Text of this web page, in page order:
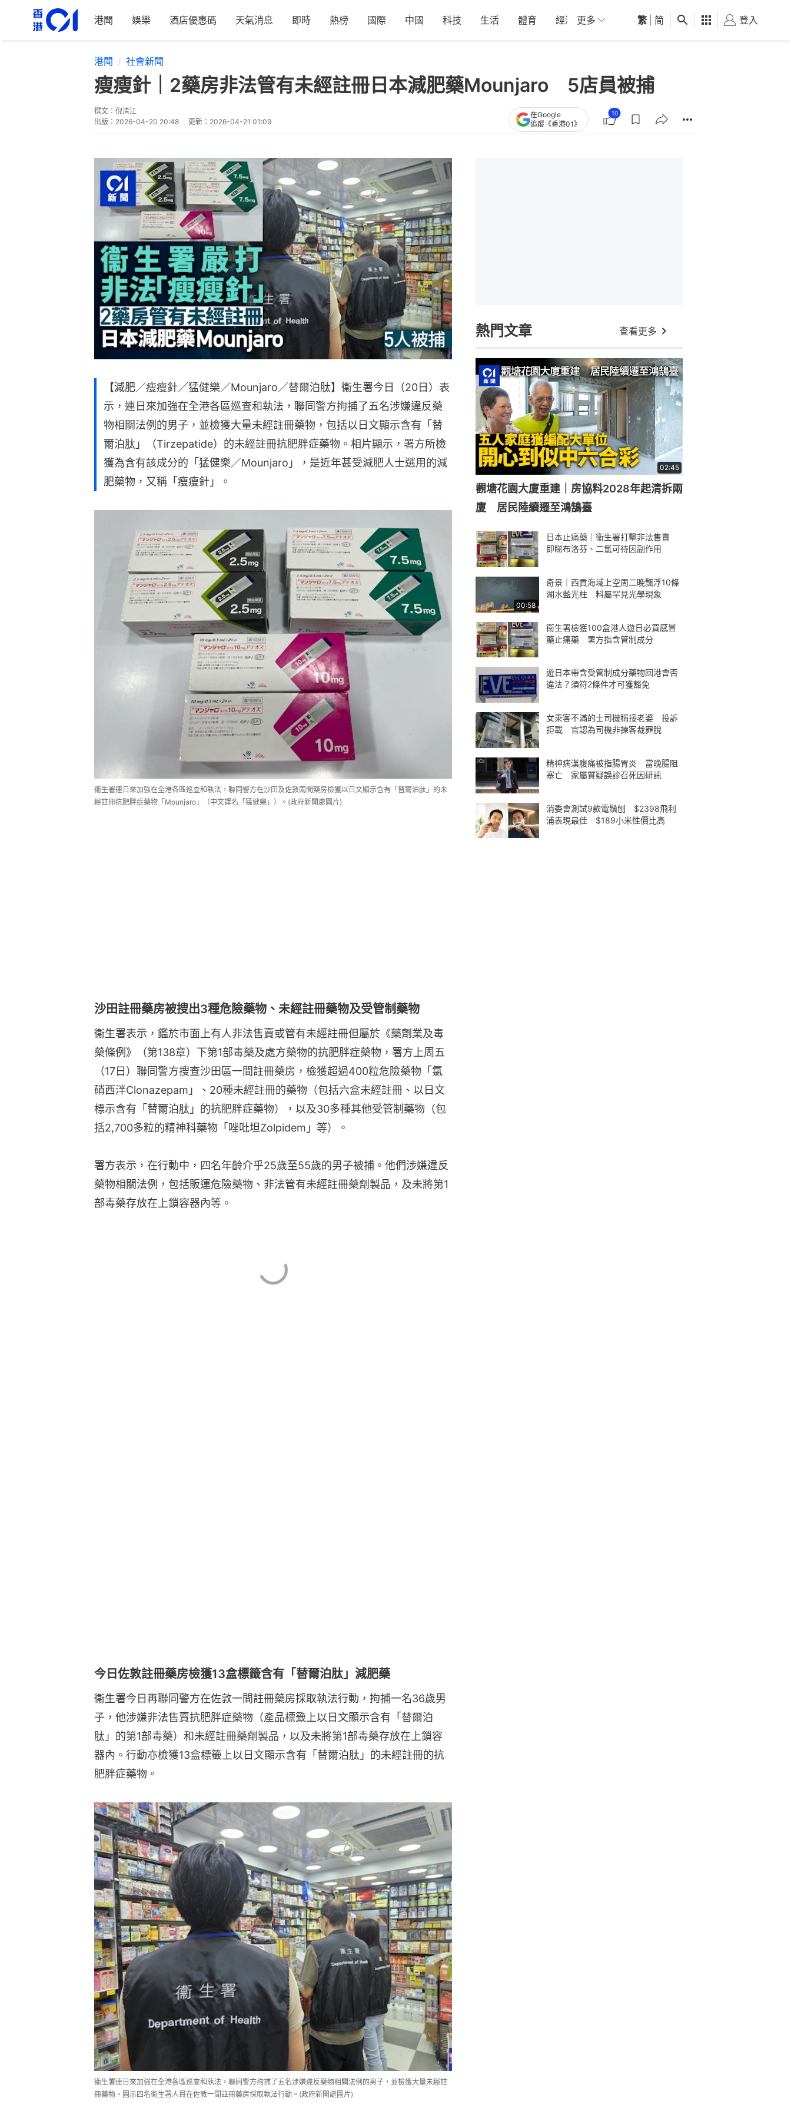
港聞 娛樂 酒店優惠碼 天氣消息 即時 熱榜 國際 中國 科技 生活 體育 經濟 01深圳 觀點 健康 好食玩飛
更多 繁 简 登入
港聞 社會新聞
瘦瘦針｜2藥房非法管有未經註冊日本減肥藥Mounjaro 5店員被捕
撰文： 倪清江
出版： 2026-04-20 20:48 更新： 2026-04-21 01:09
在Google
追蹤《香港01》
10
【減肥／瘦瘦針／猛健樂／Mounjaro／替爾泊肽】衞生署今日（20日）表
示，連日來加強在全港各區巡查和執法，聯同警方拘捕了五名涉嫌違反藥
物相關法例的男子，並檢獲大量未經註冊藥物，包括以日文顯示含有「替
爾泊肽」（Tirzepatide）的未經註冊抗肥胖症藥物。相片顯示，署方所檢
獲為含有該成分的「猛健樂／Mounjaro」，是近年甚受減肥人士選用的減
肥藥物，又稱「瘦瘦針」。
衞生署連日來加強在全港各區巡查和執法，聯同警方在沙田及佐敦兩間藥房檢獲以日文顯示含有「替爾泊肽」的未
經註冊抗肥胖症藥物「Mounjaro」（中文譯名「猛健樂」）。(政府新聞處圖片)
沙田註冊藥房被搜出3種危險藥物、未經註冊藥物及受管制藥物
衞生署表示，鑑於市面上有人非法售賣或管有未經註冊但屬於《藥劑業及毒
藥條例》（第138章）下第1部毒藥及處方藥物的抗肥胖症藥物，署方上周五
（17日）聯同警方搜查沙田區一間註冊藥房，檢獲超過400粒危險藥物「氯
硝西泮Clonazepam」、20種未經註冊的藥物（包括六盒未經註冊、以日文
標示含有「替爾泊肽」的抗肥胖症藥物），以及30多種其他受管制藥物（包
括2,700多粒的精神科藥物「唑吡坦Zolpidem」等）。
署方表示，在行動中，四名年齡介乎25歲至55歲的男子被捕。他們涉嫌違反
藥物相關法例，包括販運危險藥物、非法管有未經註冊藥劑製品，及未將第1
部毒藥存放在上鎖容器內等。
今日佐敦註冊藥房檢獲13盒標籤含有「替爾泊肽」減肥藥
衞生署今日再聯同警方在佐敦一間註冊藥房採取執法行動，拘捕一名36歲男
子，他涉嫌非法售賣抗肥胖症藥物（產品標籤上以日文顯示含有「替爾泊
肽」的第1部毒藥）和未經註冊藥劑製品，以及未將第1部毒藥存放在上鎖容
器內。行動亦檢獲13盒標籤上以日文顯示含有「替爾泊肽」的未經註冊的抗
肥胖症藥物。
衞生署連日來加強在全港各區巡查和執法，聯同警方拘捕了五名涉嫌違反藥物相關法例的男子，並檢獲大量未經註
冊藥物。圖示四名衞生署人員在佐敦一間註冊藥房採取執法行動。(政府新聞處圖片)
熱門文章 查看更多
02:45
觀塘花園大廈重建｜房協料2028年起清拆兩
廈 居民陸續遷至鴻鵠臺
日本止痛藥｜衞生署打擊非法售賣
即睇布洛芬、二氫可待因副作用
00:58
奇景｜西貢海域上空周二晚飄浮10條
湖水藍光柱 料屬罕見光學現象
衞生署檢獲100盒港人遊日必買感冒
藥止痛藥 署方指含管制成分
遊日本帶含受管制成分藥物回港會否
違法？須符2條件才可獲豁免
女乘客不滿的士司機稱接老婆 投訴
拒載 官認為司機非揀客裁罪脫
精神病漢腹痛被指腸胃炎 當晚腸阻
塞亡 家屬質疑誤診召死因研訊
消委會測試9款電鬚刨 $2398飛利
浦表現最佳 $189小米性價比高